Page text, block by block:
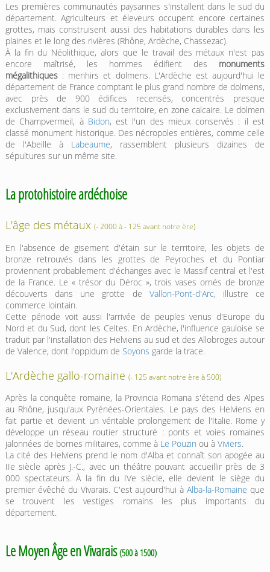
Les premières communautés paysannes s'installent dans le sud du
département. Agriculteurs et éleveurs occupent encore certaines
grottes, mais construisent aussi des habitations durables dans les
plaines et le long des rivières (Rhône, Ardèche, Chassezac).
À la fin du Néolithique, alors que le travail des métaux n'est pas
encore maîtrisé, les hommes édifient des monuments
mégalithiques: menhirs et dolmens. L'Ardèche est aujourd'hui le
département de France comptant le plus grand nombre de dolmens,
avec près de 900 édifices recensés, concentrés presque
exclusivement dans le sud du territoire, en zone calcaire. Le dolmen
de Champvermeil, à Bidon, est l'un des mieux conservés : il est
classé monument historique. Des nécropoles entières, comme celle
de l'Abeille à Labeaume, rassemblent plusieurs dizaines de
sépultures sur un même site.
La protohistoire ardéchoise
L'âge des métaux (- 2000 à - 125 avant notre ère)
En l'absence de gisement d'étain sur le territoire, les objets de
bronze retrouvés dans les grottes de Peyroches et du Pontiar
proviennent probablement d'échanges avec le Massif central et l'est
de la France. Le « trésor du Déroc », trois vases ornés de bronze
découverts dans une grotte de Vallon-Pont-d'Arc, illustre ce
commerce lointain.
Cette période voit aussi l'arrivée de peuples venus d'Europe du
Nord et du Sud, dont les Celtes. En Ardèche, l'influence gauloise se
traduit par l'installation des Helviens au sud et des Allobroges autour
de Valence, dont l'oppidum de Soyons garde la trace.
L'Ardèche gallo-romaine (- 125 avant notre ère à 500)
Après la conquête romaine, la Provincia Romana s'étend des Alpes
au Rhône, jusqu'aux Pyrénées-Orientales. Le pays des Helviens en
fait partie et devient un véritable prolongement de l'Italie. Rome y
développe un réseau routier structuré : ponts et voies romaines
jalonnées de bornes militaires, comme à Le Pouzin ou à Viviers.
La cité des Helviens prend le nom d'Alba et connaît son apogée au
IIe siècle après J.-C., avec un théâtre pouvant accueillir près de 3
000 spectateurs. À la fin du IVe siècle, elle devient le siège du
premier évêché du Vivarais. C'est aujourd'hui àAlba-la-Romaine que
se trouvent les vestiges romains les plus importants du
département.
Le Moyen Âge en Vivarais(500 à 1500)